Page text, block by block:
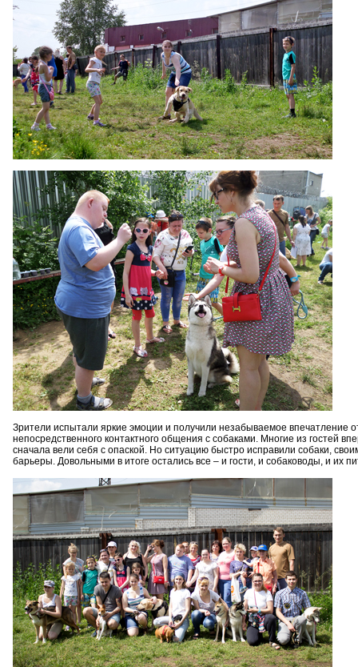
Зрители испытали яркие эмоции и получили незабываемое впечатление
непосредственного контактного общения с собаками. Многие из гостей
сначала вели себя с опаской. Но ситуацию быстро исправили собаки,
барьеры. Довольными в итоге остались все – и гости, и собаководы, и их